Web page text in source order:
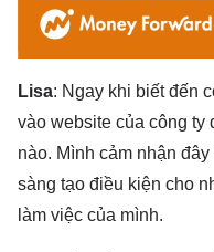
Lisa: Ngay khi biết đến
vào website của công ty
nào. Mình cảm nhận
sàng tạo điều kiện cho
làm việc của mình.